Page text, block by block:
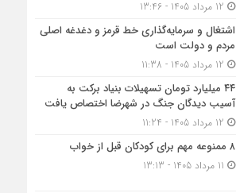
اشتغال و سرمایه‌گذاری خط قرمز و دغدغه اصلی
مردم و دولت است
۴۴ میلیارد تومان تسهیلات بنیاد برکت به
آسیب دیدگان جنگ در شهرضا اختصاص یافت
۸ ممنوعه مهم برای کودکان قبل از خواب